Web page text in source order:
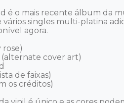
é o mais recente álbum da
vários singles multi-platina
agora.
rose)
cover art)
de faixas)
os créditos)